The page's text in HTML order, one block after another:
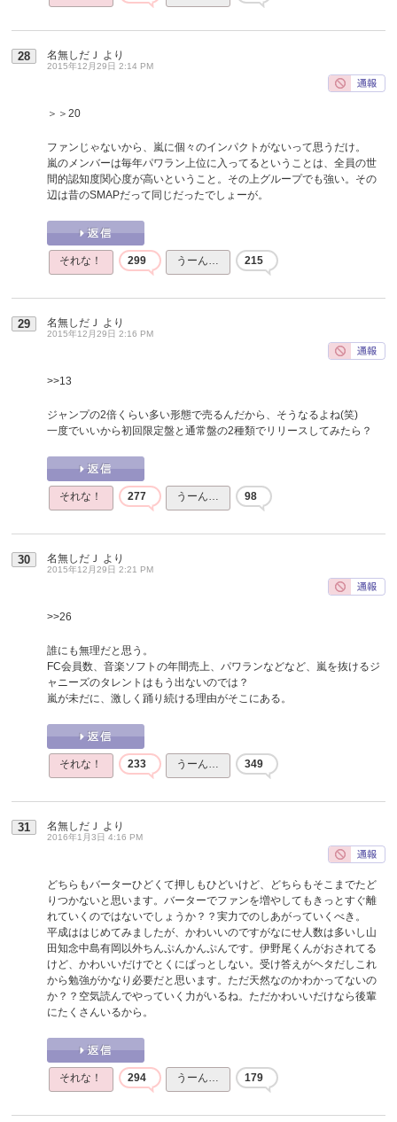
28 名無しだＪ より
2015年12月29日 2:14 PM
＞＞20
ファンじゃないから、嵐に個々のインパクトがないって思うだけ。
嵐のメンバーは毎年パワラン上位に入ってるということは、全員の世
間的認知度関心度が高いということ。その上グループでも強い。その
辺は昔のSMAPだって同じだったでしょーが。
それな！ 299 うーん… 215
29 名無しだＪ より
2015年12月29日 2:16 PM
>>13
ジャンプの2倍くらい多い形態で売るんだから、そうなるよね(笑)
一度でいいから初回限定盤と通常盤の2種類でリリースしてみたら？
それな！ 277 うーん… 98
30 名無しだＪ より
2015年12月29日 2:21 PM
>>26
誰にも無理だと思う。
FC会員数、音楽ソフトの年間売上、パワランなどなど、嵐を抜けるジ
ャニーズのタレントはもう出ないのでは？
嵐が未だに、激しく踊り続ける理由がそこにある。
それな！ 233 うーん… 349
31 名無しだＪ より
2016年1月3日 4:16 PM
どちらもバーターひどくて押しもひどいけど、どちらもそこまでたど
りつかないと思います。バーターでファンを増やしてもきっとすぐ離
れていくのではないでしょうか？？実力でのしあがっていくべき。
平成ははじめてみましたが、かわいいのですがなにせ人数は多いし山
田知念中島有岡以外ちんぷんかんぷんです。伊野尾くんがおされてる
けど、かわいいだけでとくにぱっとしない。受け答えがヘタだしこれ
から勉強がかなり必要だと思います。ただ天然なのかわかってないの
か？？空気読んでやっていく力がいるね。ただかわいいだけなら後輩
にたくさんいるから。
それな！ 294 うーん… 179